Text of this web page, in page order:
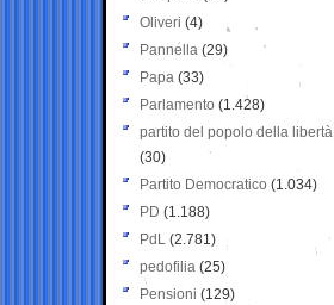
Oliveri (4)
Pannella (29)
Papa (33)
Parlamento (1.428)
partito del popolo della libertà
(30)
Partito Democratico (1.034)
PD (1.188)
PdL (2.781)
pedofilia (25)
Pensioni (129)